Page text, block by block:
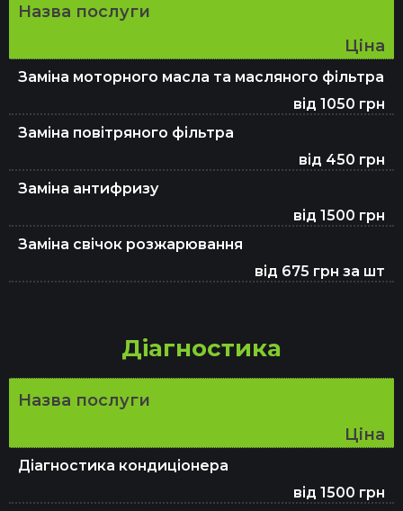
Заміна підшипника маточини
Ремонт ГПР
Ремонт зчеплення
Назва послуги
Ціна
Заміна моторного масла та масляного фільтра
від 1050 грн
Заміна повітряного фільтра
від 450 грн
Заміна антифризу
від 1500 грн
Заміна свічок розжарювання
від 675 грн за шт
Діагностика
Назва послуги
Ціна
Діагностика кондиціонера
від 1500 грн